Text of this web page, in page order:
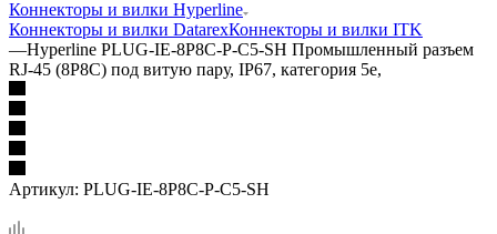
Коннекторы и вилки Hyperline
Коннекторы и вилки DatarexКоннекторы и вилки ITK
—Hyperline PLUG-IE-8P8C-P-C5-SH Промышленный разъем
RJ-45 (8P8C) под витую пару, IP67, категория 5e,
Артикул: PLUG-IE-8P8C-P-C5-SH